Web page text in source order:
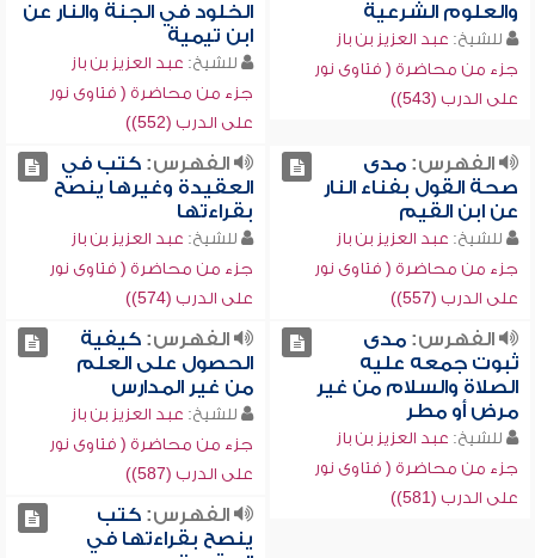
والعلوم الشرعية
للشيخ: عبد العزيز بن باز
جزء من محاضرة ( فتاوى نور
على الدرب (543))
الخلود في الجنة والنار عن
ابن تيمية
للشيخ: عبد العزيز بن باز
جزء من محاضرة ( فتاوى نور
على الدرب (552))
الفهرس:مدى
صحة القول بفناء النار
عن ابن القيم
للشيخ: عبد العزيز بن باز
جزء من محاضرة ( فتاوى نور
على الدرب (557))
الفهرس:كتب في
العقيدة وغيرها ينصح
بقراءتها
للشيخ: عبد العزيز بن باز
جزء من محاضرة ( فتاوى نور
على الدرب (574))
الفهرس:مدى
ثبوت جمعه عليه
الصلاة والسلام من غير
مرض أو مطر
للشيخ: عبد العزيز بن باز
جزء من محاضرة ( فتاوى نور
على الدرب (581))
الفهرس:كيفية
الحصول على العلم
من غير المدارس
للشيخ: عبد العزيز بن باز
جزء من محاضرة ( فتاوى نور
على الدرب (587))
الفهرس:كتب
ينصح بقراءتها في